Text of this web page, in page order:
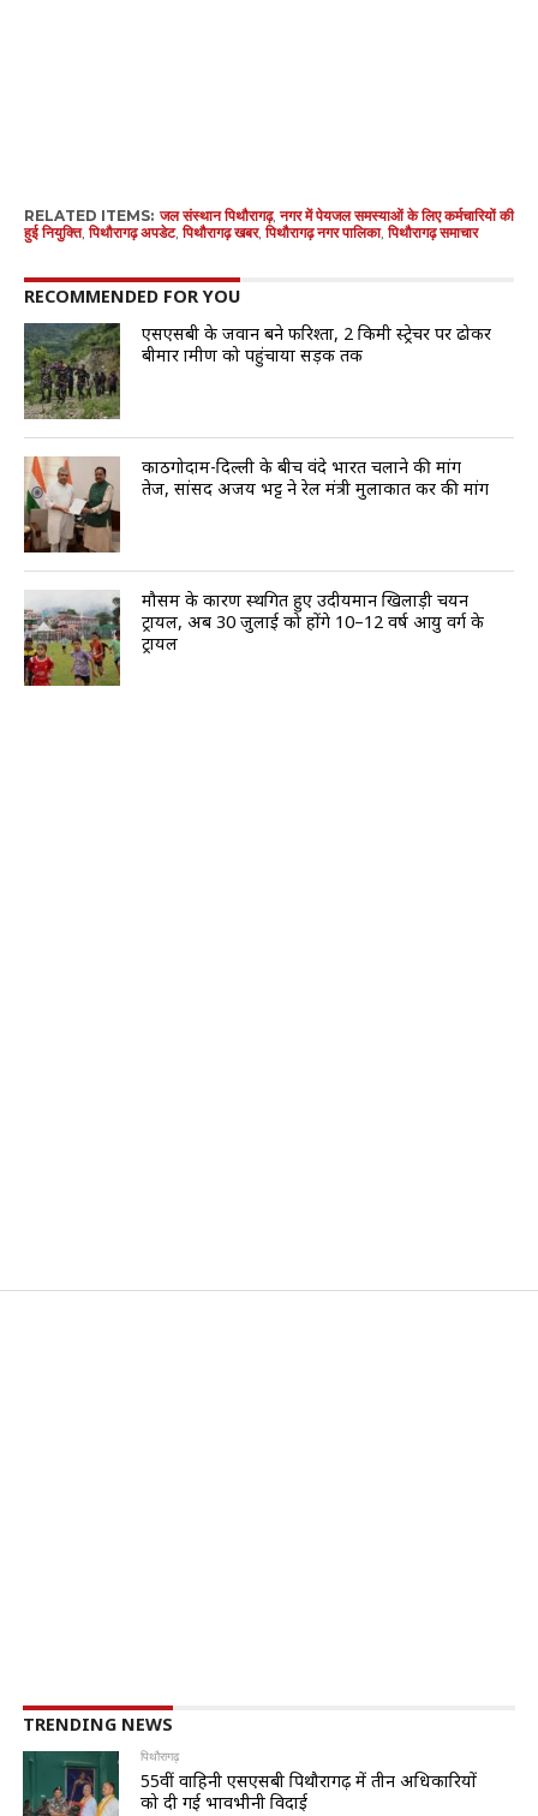
RELATED ITEMS: जल संस्थान पिथौरागढ़,नगर में पेयजल समस्याओं के लिए कर्मचारियों की
हुई नियुक्ति,पिथौरागढ़ अपडेट,पिथौरागढ़ खबर,पिथौरागढ़ नगर पालिका,पिथौरागढ़ समाचार
RECOMMENDED FOR YOU
एसएसबी के जवान बने फरिश्ता, 2 किमी स्ट्रेचर पर ढोकर
बीमार ग्रामीण को पहुंचाया सड़क तक
काठगोदाम-दिल्ली के बीच वंदे भारत चलाने की मांग
तेज, सांसद अजय भट्ट ने रेल मंत्री मुलाकात कर की मांग
मौसम के कारण स्थगित हुए उदीयमान खिलाड़ी चयन
ट्रायल, अब 30 जुलाई को होंगे 10–12 वर्ष आयु वर्ग के
ट्रायल
TRENDING NEWS
पिथौरागढ़
55वीं वाहिनी एसएसबी पिथौरागढ़ में तीन अधिकारियों
को दी गई भावभीनी विदाई